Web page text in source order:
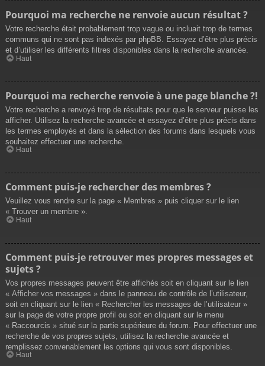
Pourquoi ma recherche ne renvoie aucun résultat ?
Votre recherche était probablement trop vague ou incluait trop de termes
communs qui ne sont pas indexés par phpBB. Essayez d’être plus précis
et d’utiliser les différents filtres disponibles dans la recherche avancée.
Haut
Pourquoi ma recherche renvoie à une page blanche ?!
Votre recherche a renvoyé trop de résultats pour que le serveur puisse les
afficher. Utilisez la recherche avancée et essayez d’être plus précis dans
les termes employés et dans la sélection des forums dans lesquels vous
souhaitez effectuer une recherche.
Haut
Comment puis-je rechercher des membres ?
Veuillez vous rendre sur la page « Membres » puis cliquer sur le lien
« Trouver un membre ».
Haut
Comment puis-je retrouver mes propres messages et
sujets ?
Vos propres messages peuvent être affichés soit en cliquant sur le lien
« Afficher vos messages » dans le panneau de contrôle de l’utilisateur,
soit en cliquant sur le lien « Rechercher les messages de l’utilisateur »
sur la page de votre propre profil ou soit en cliquant sur le menu
« Raccourcis » situé sur la partie supérieure du forum. Pour effectuer une
recherche de vos propres sujets, utilisez la recherche avancée et
remplissez convenablement les options qui vous sont disponibles.
Haut